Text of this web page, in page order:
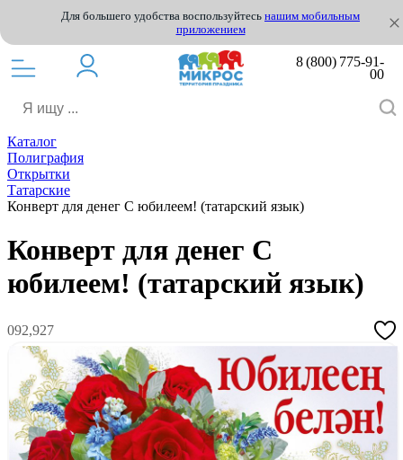
Для большего удобства воспользуйтесь нашим мобильным
приложением
8 (800) 775-91-
00
Каталог
Полиграфия
Открытки
Татарские
Конверт для денег С юбилеем! (татарский язык)
Конверт для денег С
юбилеем! (татарский язык)
092,927